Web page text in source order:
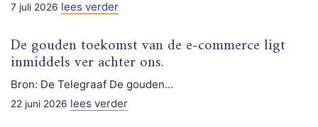
7 juli 2026 lees verder
De gouden toekomst van de e-commerce ligt
inmiddels ver achter ons.
Bron: De Telegraaf De gouden…
22 juni 2026 lees verder